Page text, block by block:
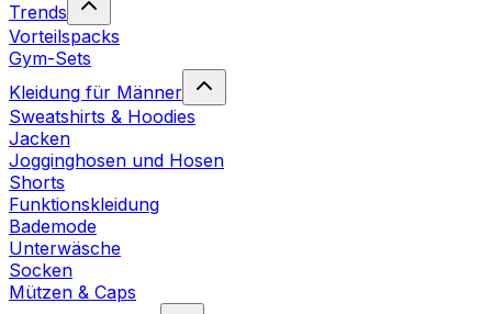
Trends
Vorteilspacks
Gym-Sets
Kleidung für Männer
Sweatshirts & Hoodies
Jacken
Jogginghosen und Hosen
Shorts
Funktionskleidung
Bademode
Unterwäsche
Socken
Mützen & Caps